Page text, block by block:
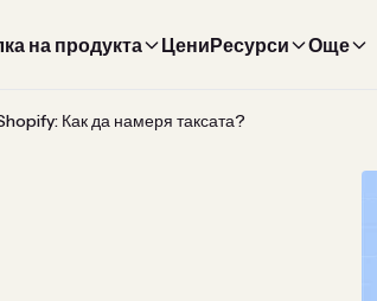
на продукта ЦениРесурси Още
Как да намеря таксата?